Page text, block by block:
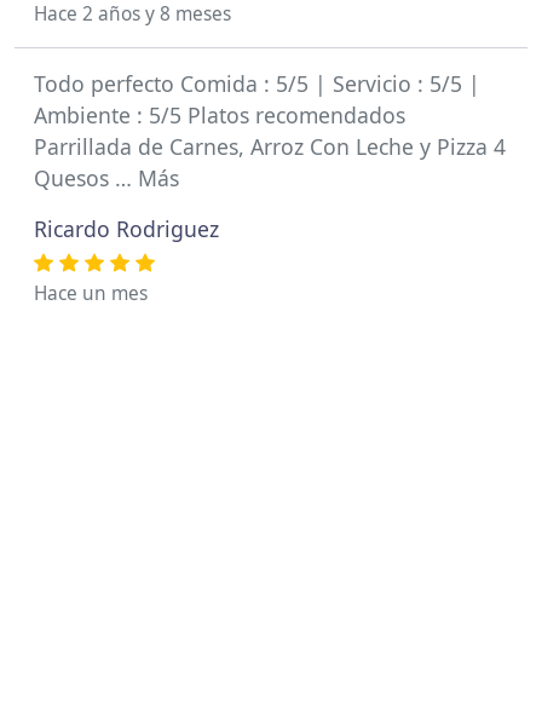
Hace 2 años y 8 meses
Todo perfecto Comida : 5/5 | Servicio : 5/5 |
Ambiente : 5/5 Platos recomendados
Parrillada de Carnes, Arroz Con Leche y Pizza 4
Quesos … Más
Ricardo Rodriguez
Hace un mes